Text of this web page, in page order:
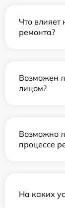
Что
ремонта?
Возможен
лицом?
Возможно
процессе
На каких